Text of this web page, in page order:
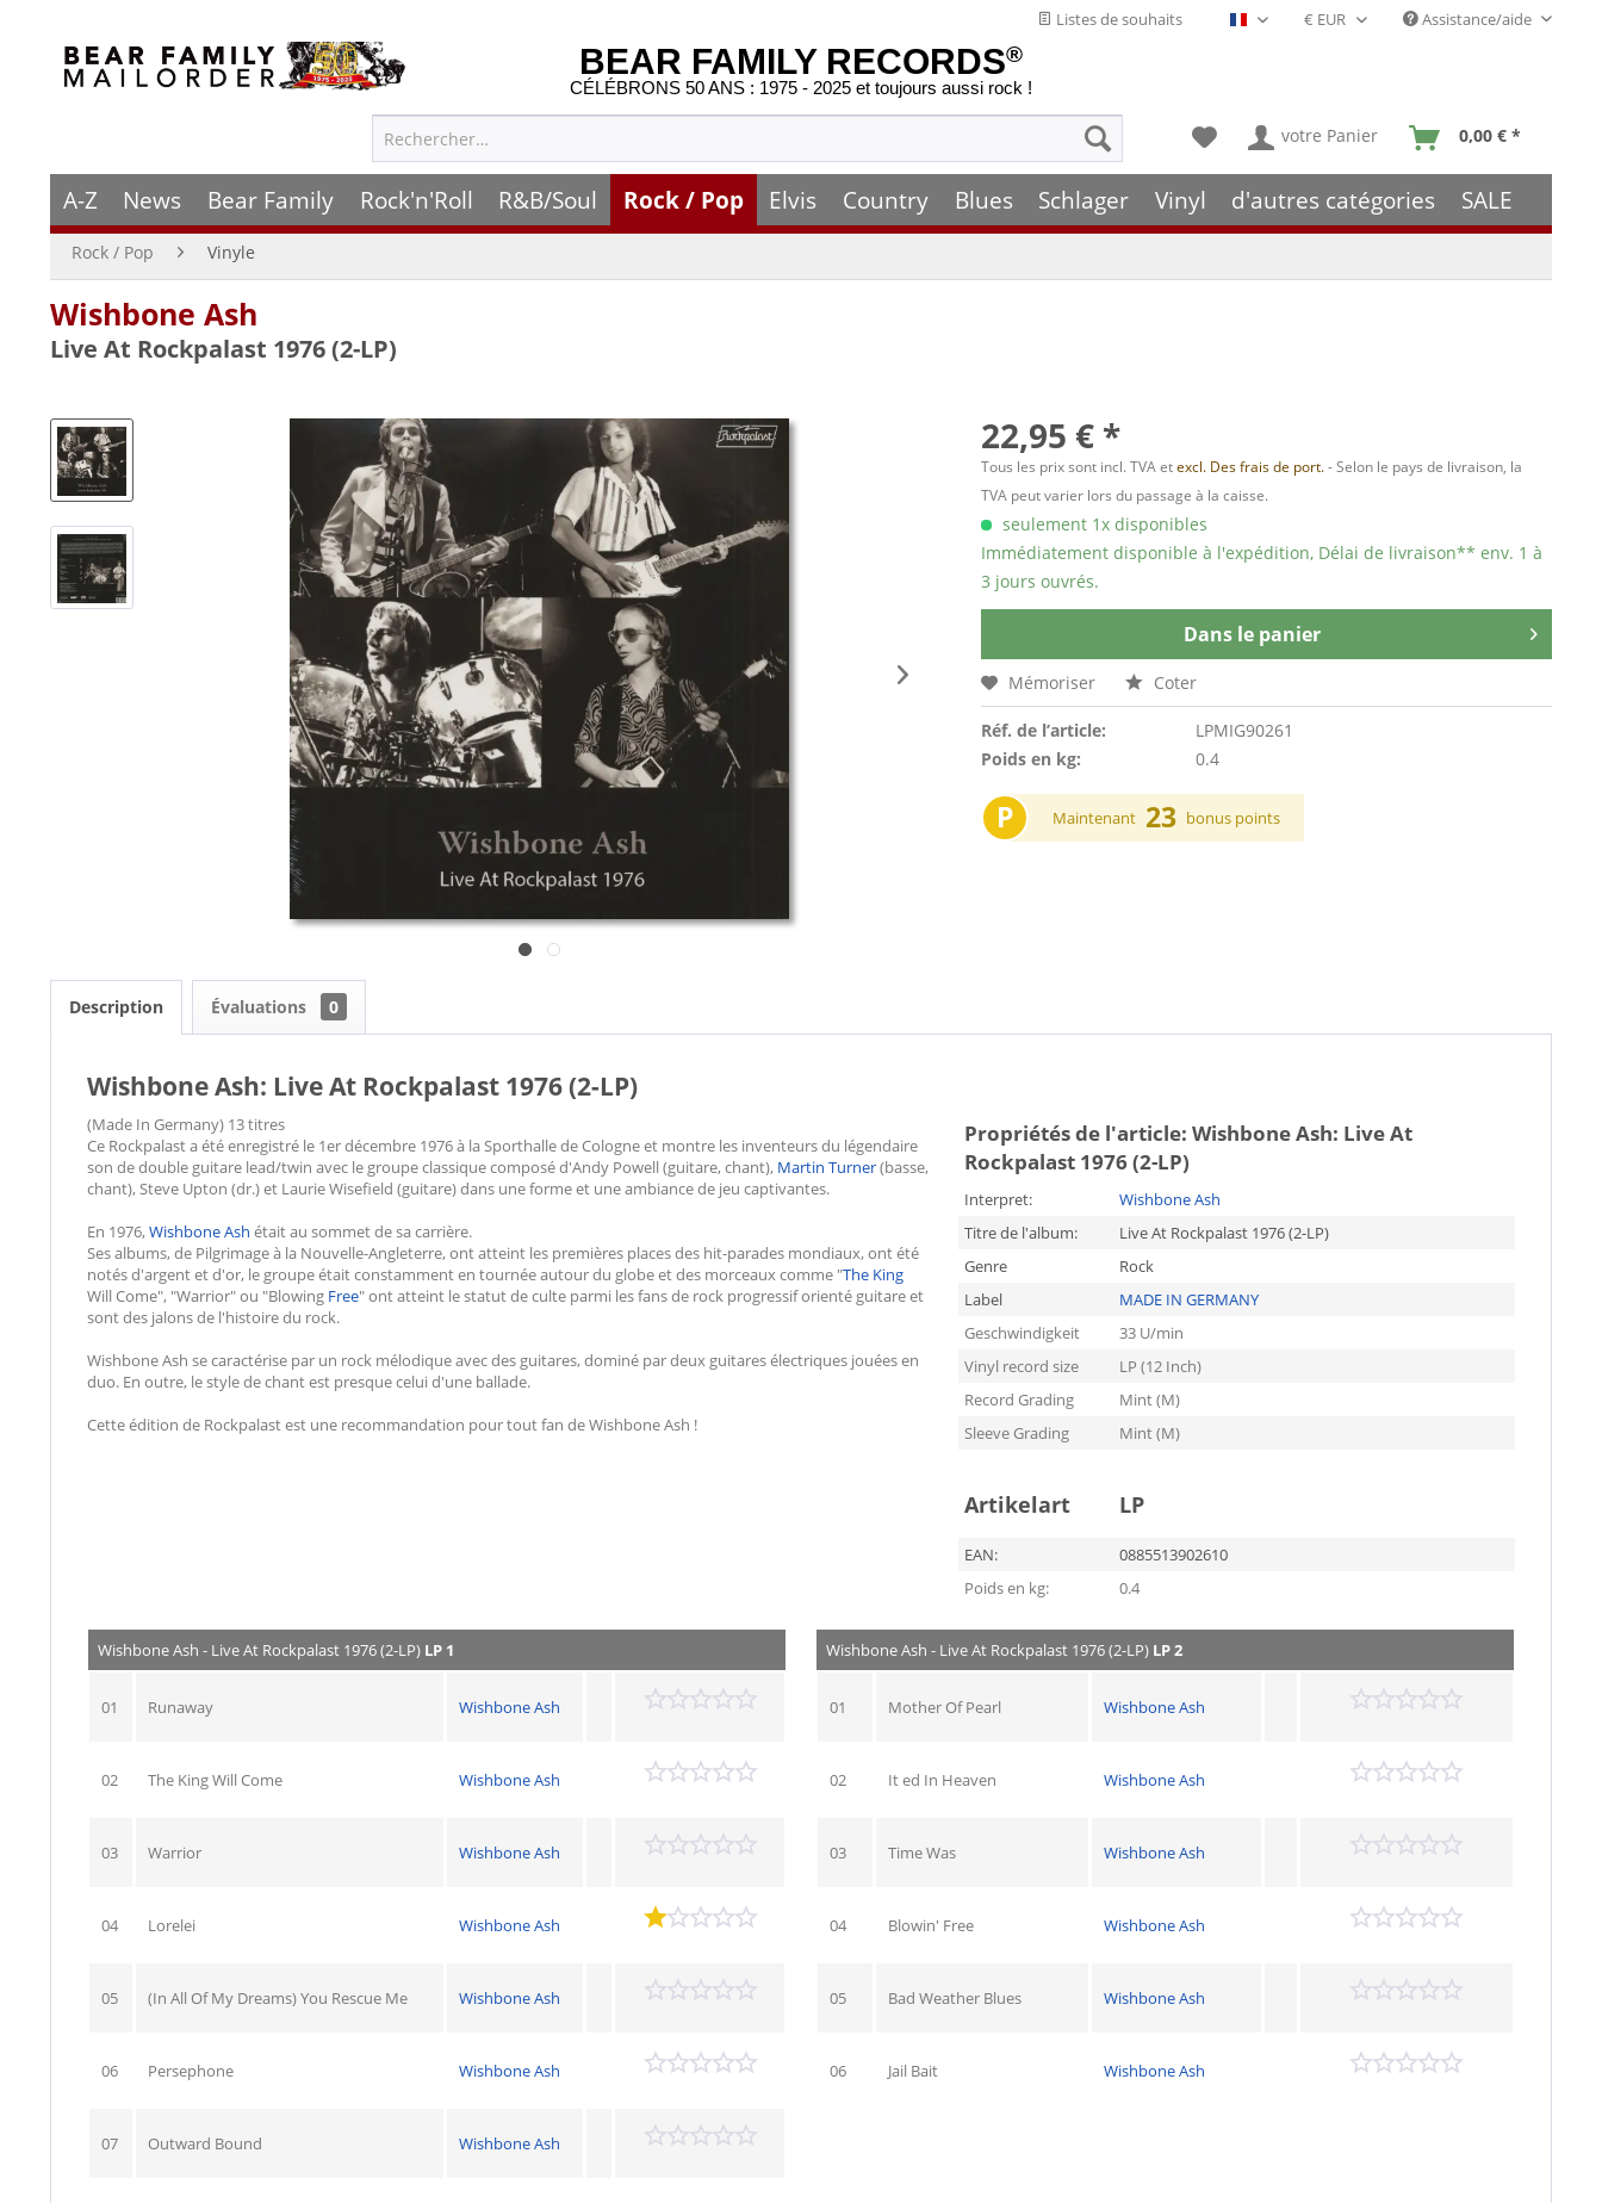
Listes de souhaits Français- FR Assistance/aide
BEAR FAMILY RECORDS®
CÉLÉBRONS 50 ANS : 1975 - 2025 et toujours aussi rock !
votre Panier 0,00 € *
A-Z News Bear Family Rock'n'Roll R&B/Soul Rock / Pop Elvis Country Blues Schlager Vinyl d'autres catégories SALE
Rock / Pop Vinyle
Wishbone Ash
Live At Rockpalast 1976 (2-LP)
22,95 € *
Tous les prix sont incl. TVA etexcl. Des frais de port.- Selon le pays de livraison, la
TVA peut varier lors du passage à la caisse.
seulement 1x disponibles
Immédiatement disponible à l'expédition, Délai de livraison** env. 1 à
3 jours ouvrés.
Dans le panier
Mémoriser Coter
Réf. de l’article:
LPMIG90261
Poids en kg:
0.4
P Maintenant 23 bonus points
Description Évaluations 0
Wishbone Ash: Live At Rockpalast 1976 (2-LP)
(Made In Germany) 13 titres
Ce Rockpalast a été enregistré le 1er décembre 1976 à la Sporthalle de Cologne et montre les inventeurs du légendaire
son de double guitare lead/twin avec le groupe classique composé d'Andy Powell (guitare, chant), Martin Turner(basse,
chant), Steve Upton (dr.) et Laurie Wisefield (guitare) dans une forme et une ambiance de jeu captivantes.
En 1976,Wishbone Ash était au sommet de sa carrière.
Ses albums, de Pilgrimage à la Nouvelle-Angleterre, ont atteint les premières places des hit-parades mondiaux, ont été
notés d'argent et d'or, le groupe était constamment en tournée autour du globe et des morceaux comme "The King
Will Come", "Warrior" ou "Blowing Free" ont atteint le statut de culte parmi les fans de rock progressif orienté guitare et
sont des jalons de l'histoire du rock.
Wishbone Ash se caractérise par un rock mélodique avec des guitares, dominé par deux guitares électriques jouées en
duo. En outre, le style de chant est presque celui d'une ballade.
Cette édition de Rockpalast est une recommandation pour tout fan de Wishbone Ash !
Propriétés de l'article: Wishbone Ash: Live At
Rockpalast 1976 (2-LP)
Interpret:
Wishbone Ash
Titre de l'album:
Live At Rockpalast 1976 (2-LP)
Genre
Rock
Label
MADE IN GERMANY
Geschwindigkeit
33 U/min
Vinyl record size
LP (12 Inch)
Record Grading
Mint (M)
Sleeve Grading
Mint (M)
Artikelart LP
EAN:
0885513902610
Poids en kg:
0.4
Wishbone Ash - Live At Rockpalast 1976 (2-LP) LP 1
01 Runaway Wishbone Ash
02 The King Will Come Wishbone Ash
03 Warrior Wishbone Ash
04 Lorelei Wishbone Ash
05 (In All Of My Dreams) You Rescue Me Wishbone Ash
06 Persephone Wishbone Ash
07 Outward Bound Wishbone Ash
Wishbone Ash - Live At Rockpalast 1976 (2-LP) LP 2
01 Mother Of Pearl Wishbone Ash
02 It ed In Heaven Wishbone Ash
03 Time Was Wishbone Ash
04 Blowin' Free Wishbone Ash
05 Bad Weather Blues Wishbone Ash
06 Jail Bait Wishbone Ash